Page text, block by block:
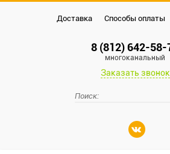
Доставка Способы оплаты
8 (812) 642-58-
многоканальный
Заказать звонок